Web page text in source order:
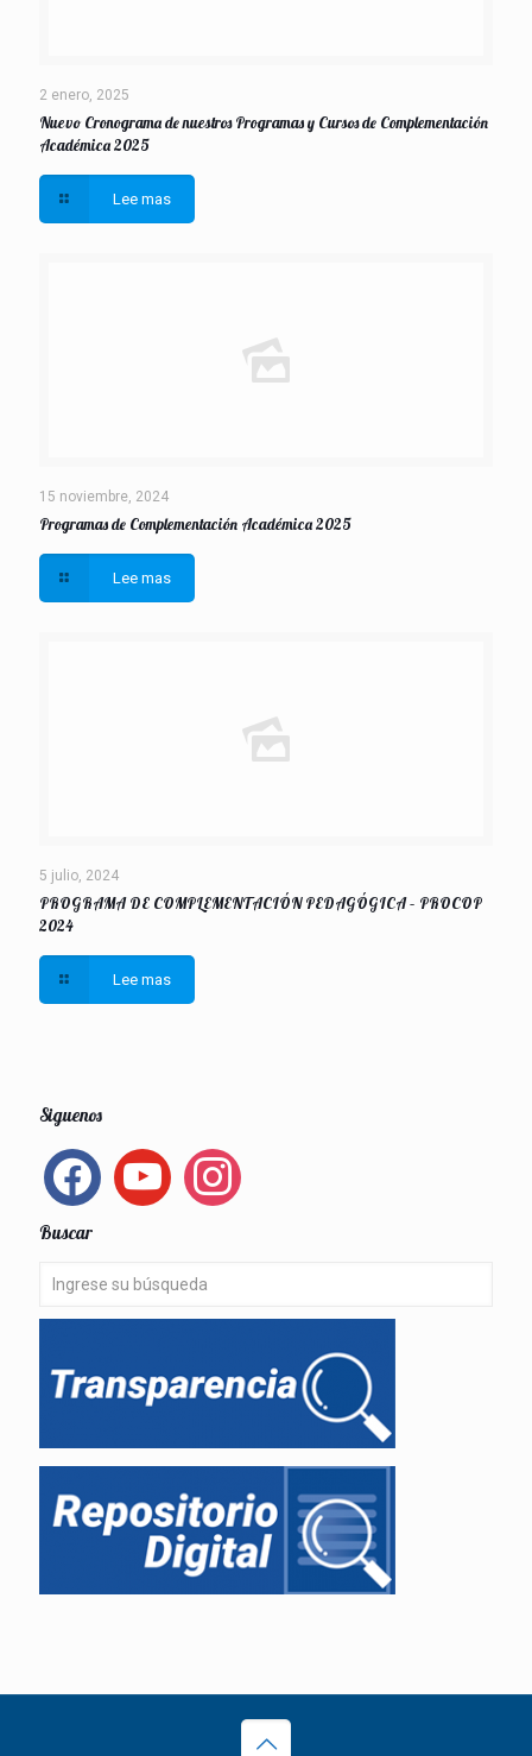
2 enero, 2025
Nuevo Cronograma de nuestros Programas y Cursos de Complementación
Académica 2025
Lee mas
15 noviembre, 2024
Programas de Complementación Académica 2025
Lee mas
5 julio, 2024
PROGRAMA DE COMPLEMENTACIÓN PEDAGÓGICA – PROCOP
2024
Lee mas
Siguenos
facebook youtube instagram
Buscar